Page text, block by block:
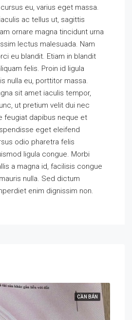
eu, varius eget massa.
ac tellus ut, sagittis
ornare magna tincidunt urna
lectus malesuada. Nam
eu blandit. Etiam in blandit
felis. Proin id ligula
nulla eu, porttitor massa.
sit amet iaculis tempor,
ut pretium velit dui nec
feugiat dapibus neque et
eget eleifend
odio pharetra felis
ligula congue. Morbi
a magna id, facilisis congue
nulla. Sed dictum
enim dignissim non.
CẦN BÁN